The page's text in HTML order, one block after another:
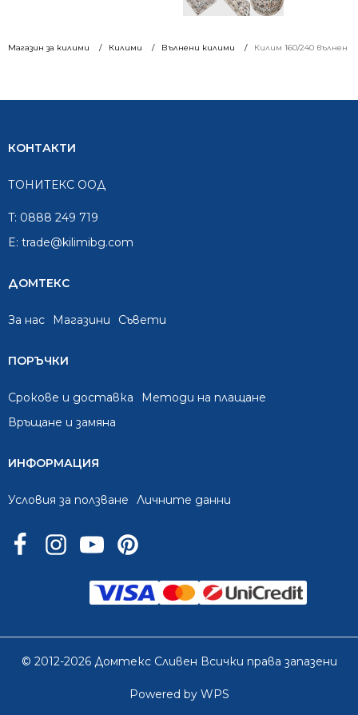
Магазин за килими Килими Вълнени килими Килим 160/240 вълнен
КОНТАКТИ
ТОНИТЕКС ООД
T: 0888 249 719
E: trade@kilimibg.com
ДОМТЕКС
За нас Mагазини Съвети
ПОРЪЧКИ
Срокове и доставка
Методи на плащане
Връщане и замяна
ИНФОРМАЦИЯ
Условия за ползване Личните данни
© 2012-2026 Домтекс Сливен Всички права запазени
Powered by WPS